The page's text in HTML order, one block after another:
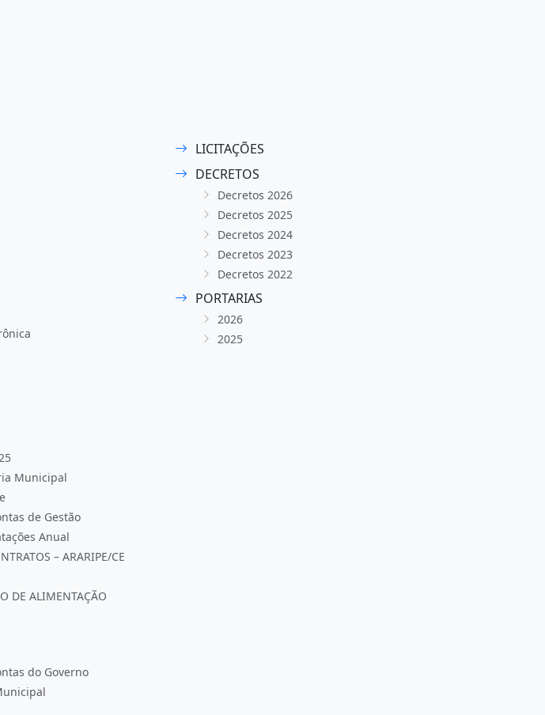
Municipal
de Gestão
Anual
– ARARIPE/CE
DE ALIMENTAÇÃO
do Governo
LICITAÇÕES
DECRETOS
Decretos 2026
Decretos 2025
Decretos 2024
Decretos 2023
Decretos 2022
PORTARIAS
2026
2025